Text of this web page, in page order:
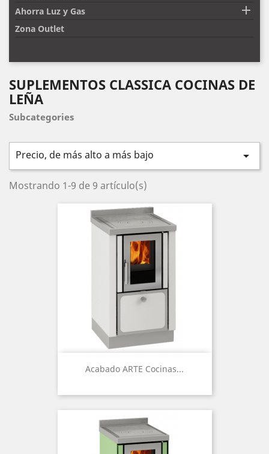
Ahorra Luz y Gas

Zona Outlet
SUPLEMENTOS CLASSICA COCINAS DE
LEÑA
Subcategories
Precio, de más alto a más bajo 
Mostrando 1-9 de 9 artículo(s)
Acabado ARTE Cocinas...